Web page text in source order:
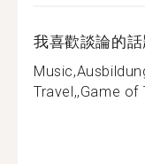
我喜歡談論的話
Travel,,Game of